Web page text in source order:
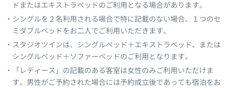
ドまたはエキストラベッドのご利用となる場合があります。
シングルを２名利用される場合で特に記載のない場合、１つのセ
ミダブルベッドをお二人でご利用いただきます。
スタジオツインは、シングルベッド＋エキストラベッド、または
シングルベッド＋ソファーベッドのご利用となります。
「レディース」の記載のある客室は女性のみご利用いただけま
す。男性がご予約された場合には予約成立後であっても宿泊をお